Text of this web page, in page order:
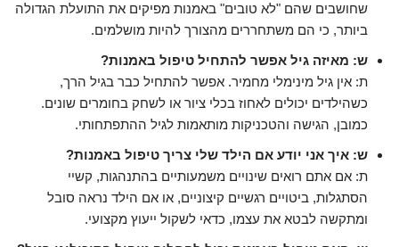
שחושבים שהם "לא טובים" באמנות מפיקים את התועלת הגדולה
ביותר, כי הם משתחררים מהצורך להיות מושלמים.
ש: מאיזה גיל אפשר להתחיל טיפול באמנות?
ת: אין גיל מינימלי מחמיר. אפשר להתחיל כבר בגיל הרך,
כשהילדים יכולים לאחוז בכלי ציור או לשחק בחומרים שונים.
כמובן, הגישה והטכניקות מותאמות לגיל ההתפתחותי.
ש: איך אני יודע אם הילד שלי צריך טיפול באמנות?
ת: אם אתם רואים שינויים משמעותיים בהתנהגות, קשיי
הסתגלות, ביטויים רגשיים קיצוניים, או אם הילד נראה סובל
ומתקשה לבטא את עצמו, כדאי לשקול ייעוץ מקצועי.